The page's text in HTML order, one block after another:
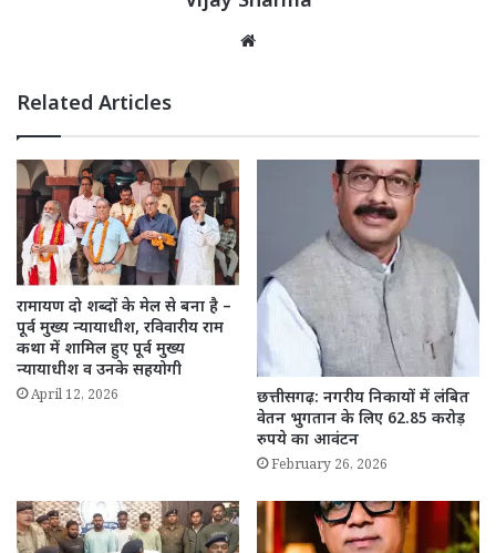
Related Articles
रामायण दो शब्दों के मेल से बना है –
पूर्व मुख्य न्यायाधीश, रविवारीय राम
कथा में शामिल हुए पूर्व मुख्य
न्यायाधीश व उनके सहयोगी
April 12, 2026
छत्तीसगढ़: नगरीय निकायों में लंबित
वेतन भुगतान के लिए 62.85 करोड़
रुपये का आवंटन
February 26, 2026